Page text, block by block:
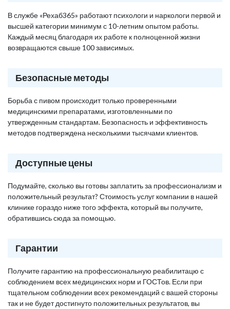
В службе «Рехаб365» работают психологи и наркологи первой и
высшей категории минимум с 10-летним опытом работы.
Каждый месяц благодаря их работе к полноценной жизни
возвращаются свыше 100 зависимых.
Безопасные методы
Борьба с пивом происходит только проверенными
медицинскими препаратами, изготовленными по
утвержденным стандартам. Безопасность и эффективность
методов подтверждена несколькими тысячами клиентов.
Доступные цены
Подумайте, сколько вы готовы заплатить за профессионализм и
положительный результат? Стоимость услуг компании в нашей
клинике гораздо ниже того эффекта, который вы получите,
обратившись сюда за помощью.
Гарантии
Получите гарантию на профессиональную реабилитацю с
соблюдением всех медицинских норм и ГОСТов. Если при
тщательном соблюдении всех рекомендаций с вашей стороны
так и не будет достигнуто положительных результатов, вы